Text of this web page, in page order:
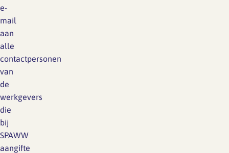
e-
mail
aan
alle
contactpersonen
van
de
werkgevers
die
bij
SPAWW
aangifte